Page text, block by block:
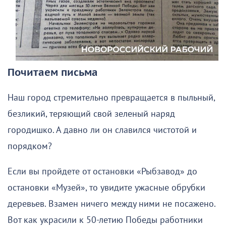
Почитаем письма
Наш город стремительно превращается в пыльный,
безликий, теряющий свой зеленый наряд
городишко. А давно ли он славился чистотой и
порядком?
Если вы пройдете от остановки «Рыбзавод» до
остановки «Музей», то увидите ужасные обрубки
деревьев. Взамен ничего между ними не посажено.
Вот как украсили к 50-летию Победы работники